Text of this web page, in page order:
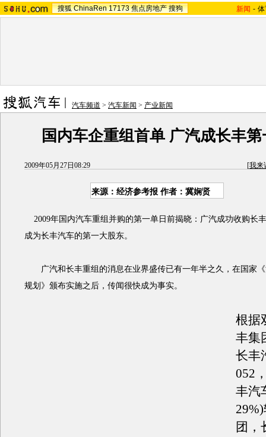
搜狐 ChinaRen 17173 焦点房地产 搜狗 新闻 -
汽车频道 > 汽车新闻 > 产业新闻
国内车企重组首单 广汽成长丰
2009年05月27日08:29 [我来
来源： 经济参考报 作者：冀娴贤
2009年国内汽车重组并购的第一单日前揭晓：广汽成功收购长
成为长丰汽车的第一大股东。
广汽和长丰重组的消息在业界盛传已有一年半之久，在国家《
规划》颁布实施之后，传闻很快成为事实。
根据
丰集
长丰
052
丰汽
团，